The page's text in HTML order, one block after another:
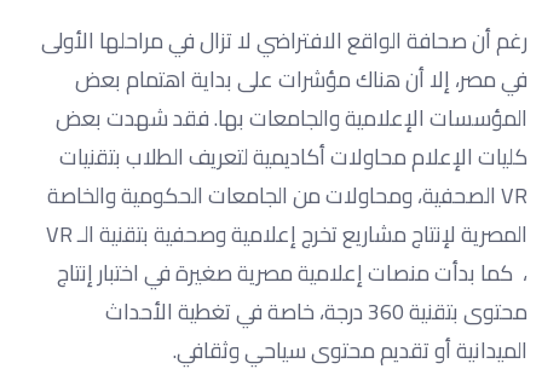
رغم أن صحافة الواقع الافتراضي لا تزال في مراحلها الأولى
في مصر، إلا أن هناك مؤشرات على بداية اهتمام بعض
المؤسسات الإعلامية والجامعات بها. فقد شهدت بعض
كليات الإعلام محاولات أكاديمية لتعريف الطلاب بتقنيات
VR الصحفية، ومحاولات من الجامعات الحكومية والخاصة
المصرية لإنتاج مشاريع تخرج إعلامية وصحفية بتقنية الـ VR
، كما بدأت منصات إعلامية مصرية صغيرة في اختبار إنتاج
محتوى بتقنية 360 درجة، خاصة في تغطية الأحداث
الميدانية أو تقديم محتوى سياحي وثقافي.